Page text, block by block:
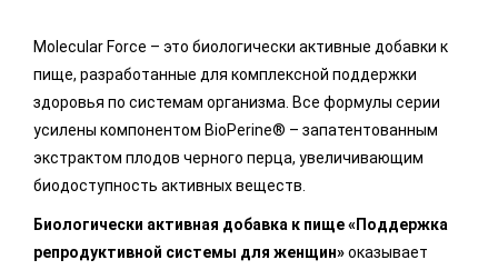
Molecular Force – это биологически активные добавки к
пище, разработанные для комплексной поддержки
здоровья по системам организма. Все формулы серии
усилены компонентом BioPerine® – запатентованным
экстрактом плодов черного перца, увеличивающим
биодоступность активных веществ.
Биологически активная добавка к пище «Поддержка
репродуктивной системы для женщин»оказывает